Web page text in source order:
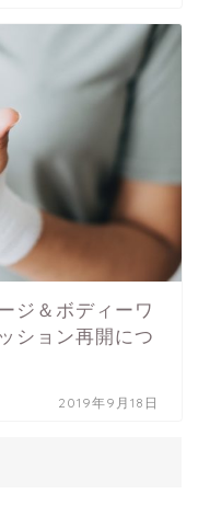
ジ＆ボディーワ
ション再開につ
2019年9月18日